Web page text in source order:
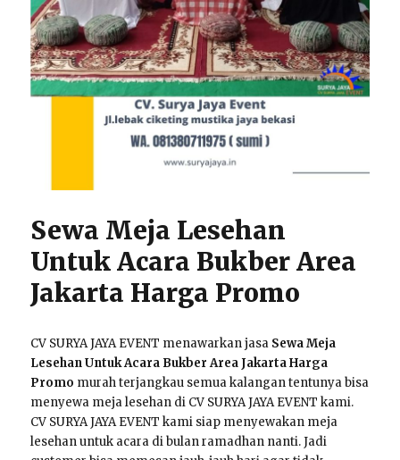
Sewa Meja Lesehan
Untuk Acara Bukber Area
Jakarta Harga Promo
CV SURYA JAYA EVENT menawarkan jasa Sewa Meja
Lesehan Untuk Acara Bukber Area Jakarta Harga
Promo murah terjangkau semua kalangan tentunya bisa
menyewa meja lesehan di CV SURYA JAYA EVENT kami.
CV SURYA JAYA EVENT kami siap menyewakan meja
lesehan untuk acara di bulan ramadhan nanti. Jadi